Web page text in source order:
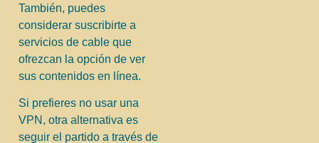
También, puedes
considerar suscribirte a
servicios de cable que
ofrezcan la opción de ver
sus contenidos en línea.
Si prefieres no usar una
VPN, otra alternativa es
seguir el partido a través de